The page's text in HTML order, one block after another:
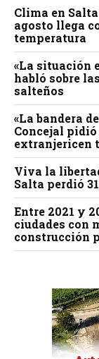
Clima en
agosto llega
temperatura
«La situación
habló sobre
salteños
«La bandera
Concejal pidió
extranjericen
Viva la
Salta perdió
Entre 2021 y
ciudades con
construcción